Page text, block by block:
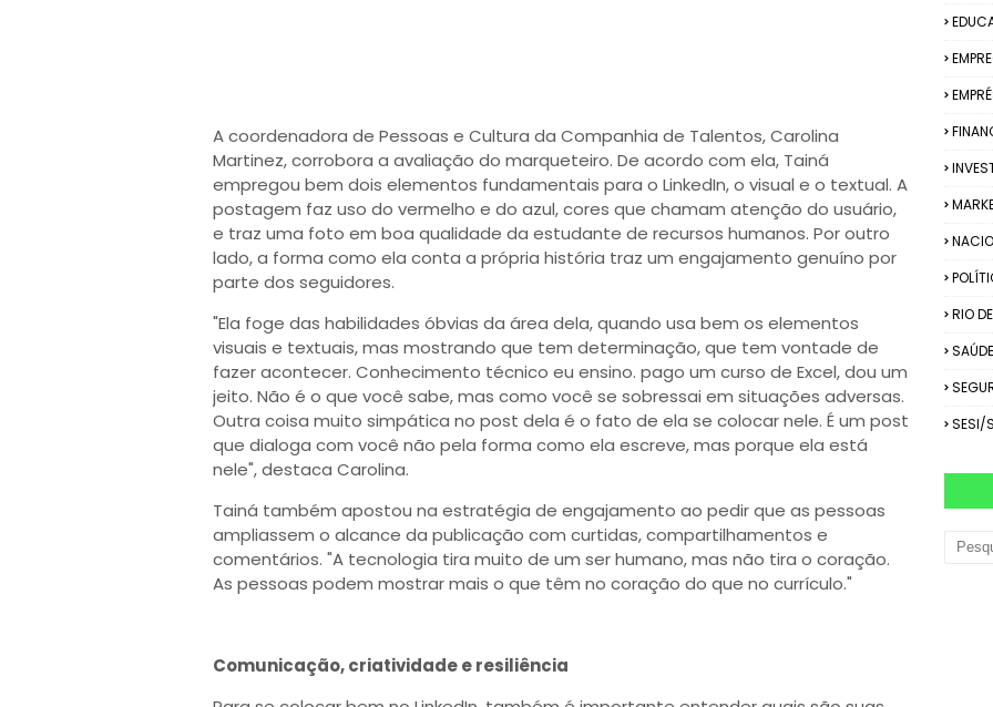
A coordenadora de Pessoas e Cultura da Companhia de Talentos, Carolina
Martinez, corrobora a avaliação do marqueteiro. De acordo com ela, Tainá
empregou bem dois elementos fundamentais para o LinkedIn, o visual e o textual. A
postagem faz uso do vermelho e do azul, cores que chamam atenção do usuário,
e traz uma foto em boa qualidade da estudante de recursos humanos. Por outro
lado, a forma como ela conta a própria história traz um engajamento genuíno por
parte dos seguidores.
"Ela foge das habilidades óbvias da área dela, quando usa bem os elementos
visuais e textuais, mas mostrando que tem determinação, que tem vontade de
fazer acontecer. Conhecimento técnico eu ensino. pago um curso de Excel, dou um
jeito. Não é o que você sabe, mas como você se sobressai em situações adversas.
Outra coisa muito simpática no post dela é o fato de ela se colocar nele. É um post
que dialoga com você não pela forma como ela escreve, mas porque ela está
nele", destaca Carolina.
Tainá também apostou na estratégia de engajamento ao pedir que as pessoas
ampliassem o alcance da publicação com curtidas, compartilhamentos e
comentários. "A tecnologia tira muito de um ser humano, mas não tira o coração.
As pessoas podem mostrar mais o que têm no coração do que no currículo."
Comunicação, criatividade e resiliência
RIO
SAÚDE
SESI/